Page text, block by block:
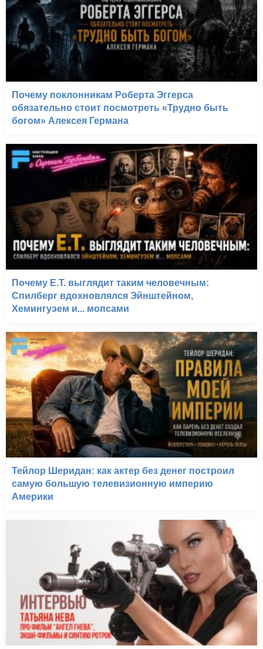
Почему поклонникам Роберта Эггерса
обязательно стоит посмотреть «Трудно быть
богом» Алексея Германа
Почему E.T. выглядит таким человечным:
Спилберг вдохновлялся Эйнштейном,
Хемингуэем и... мопсами
Тейлор Шеридан: как актер без денег построил
самую большую телевизионную империю
Америки